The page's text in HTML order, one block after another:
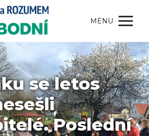
MENU
se letos
Poslední